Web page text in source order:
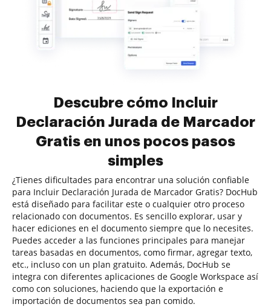
Descubre cómo Incluir
Declaración Jurada de Marcador
Gratis en unos pocos pasos
simples
¿Tienes dificultades para encontrar una solución confiable
para Incluir Declaración Jurada de Marcador Gratis? DocHub
está diseñado para facilitar este o cualquier otro proceso
relacionado con documentos. Es sencillo explorar, usar y
hacer ediciones en el documento siempre que lo necesites.
Puedes acceder a las funciones principales para manejar
tareas basadas en documentos, como firmar, agregar texto,
etc., incluso con un plan gratuito. Además, DocHub se
integra con diferentes aplicaciones de Google Workspace así
como con soluciones, haciendo que la exportación e
importación de documentos sea pan comido.